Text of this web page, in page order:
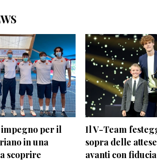
impegno per il
in una
scoprire
Il V-Team
sopra delle
avanti con fiducia